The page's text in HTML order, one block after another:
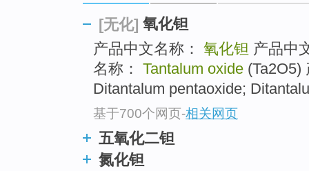
[无化] 氧化钽
产品中文名称： 氧化钽 产品中
名称： Tantalum oxide (Ta2O5)
Ditantalum pentaoxide;
基于700个网页-相关网页
五氧化二钽
氮化钽